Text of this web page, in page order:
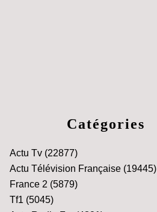
Catégories
Actu Tv (22877)
Actu Télévision Française (19445)
France 2 (5879)
Tf1 (5045)